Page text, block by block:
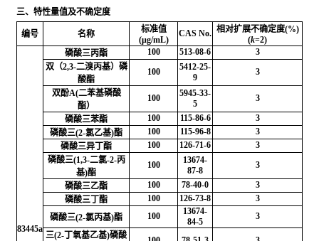
三、特性量值及不确定度
编号 名称
标准值
(μg/mL)
CAS No. 相对扩展不确定度(%)
(k=2)
83445a
磷酸三丙酯 100 513-08-6
3
双（2,3-二溴丙基）磷
酸酯
100
5412-25-
9
3
双酚A(二苯基磷酸
酯）
100
5945-33-
5
3
磷酸三苯酯 100 115-86-6
3
磷酸三(2-氯乙基)酯
100 115-96-8
3
磷酸三异丁酯
100 126-71-6
3
磷酸三(1,3-二氯-2-丙
基)酯
100
13674-
87-8
3
磷酸三乙酯 100 78-40-0
3
磷酸三丁酯
100 126-73-8
3
磷酸三(2-氯丙基)酯
100
13674-
84-5
3
三(2-丁氧基乙基)磷酸